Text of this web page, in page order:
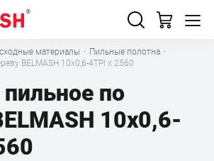
материалы · Пильные полотна ·
BELMASH 10x0,6-4TPI x 2560
по
10x0,6-